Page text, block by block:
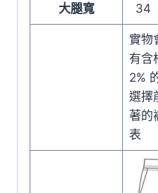
大腿寬 34
實物
有含
2%
選擇
著的
表